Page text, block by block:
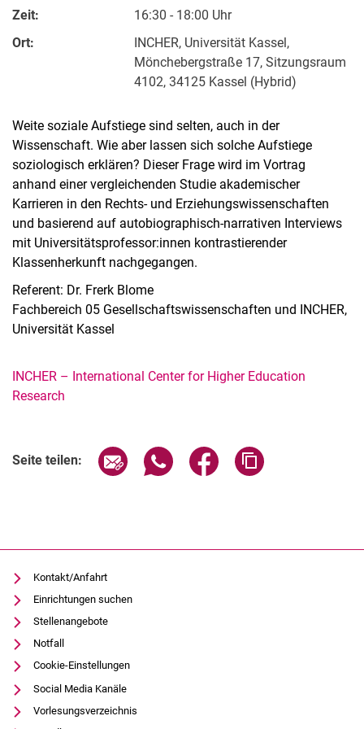
Zeit:
16:30 - 18:00 Uhr
Ort:
INCHER, Universität Kassel,
Mönchebergstraße 17, Sitzungsraum
4102, 34125 Kassel (Hybrid)
Weite soziale Aufstiege sind selten, auch in der
Wissenschaft. Wie aber lassen sich solche Aufstiege
soziologisch erklären? Dieser Frage wird im Vortrag
anhand einer vergleichenden Studie akademischer
Karrieren in den Rechts- und Erziehungswissenschaften
und basierend auf autobiographisch-narrativen Interviews
mit Universitätsprofessor:innen kontrastierender
Klassenherkunft nachgegangen.
Referent: Dr. Frerk Blome
Fachbereich 05 Gesellschaftswissenschaften und INCHER,
Universität Kassel
INCHER – International Center for Higher Education
Research
Seite teilen: Seite über E-Mail teilen
Seite über WhatsApp teilen
Seite über Facebook
Kontakt/Anfahrt
Einrichtungen suchen
Stellenangebote
Notfall
Cookie-Einstellungen
Social Media Kanäle
Vorlesungsverzeichnis